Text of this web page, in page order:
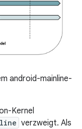
android-mainline-
Kernel
verzweigt. Als